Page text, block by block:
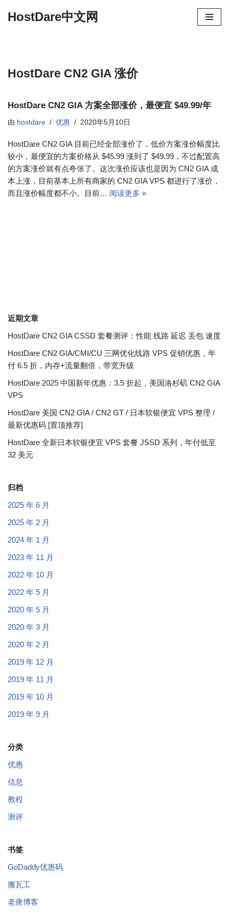
HostDare中文网
HostDare CN2 GIA 涨价
HostDare CN2 GIA 方案全部涨价，最便宜 $49.99/年
由 hostdare 优惠 2020年5月10日
HostDare CN2 GIA 目前已经全部涨价了，低价方案涨价幅度比
较小，最便宜的方案价格从 $45.99 涨到了 $49.99，不过配置高
的方案涨价就有点夸张了。这次涨价应该也是因为 CN2 GIA 成
本上涨，目前基本上所有商家的 CN2 GIA VPS 都进行了涨价，
而且涨价幅度都不小。目前… 阅读更多 »
近期文章
HostDare CN2 GIA CSSD 套餐测评：性能 线路 延迟 丢包 速度
HostDare CN2 GIA/CMI/CU 三网优化线路 VPS 促销优惠，年
付 6.5 折，内存+流量翻倍，带宽升级
HostDare 2025 中国新年优惠：3.5 折起，美国洛杉矶 CN2 GIA
VPS
HostDare 美国 CN2 GIA / CN2 GT / 日本软银便宜 VPS 整理 /
最新优惠码 [置顶推荐]
HostDare 全新日本软银便宜 VPS 套餐 JSSD 系列，年付低至
32 美元
归档
2025 年 6 月
2025 年 2 月
2024 年 1 月
2023 年 11 月
2022 年 10 月
2022 年 5 月
2020 年 5 月
2020 年 3 月
2020 年 2 月
2019 年 12 月
2019 年 11 月
2019 年 10 月
2019 年 9 月
分类
优惠
信息
教程
测评
书签
GoDaddy优惠码
搬瓦工
老唐博客